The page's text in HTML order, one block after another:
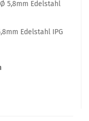
Edelstahl IPG